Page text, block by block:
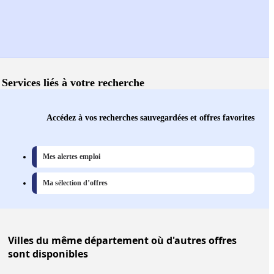
Services liés à votre recherche
Accédez à vos recherches sauvegardées et offres favorites
Mes alertes emploi
Ma sélection d’offres
Villesdu même département où d'autres offres
sont disponibles